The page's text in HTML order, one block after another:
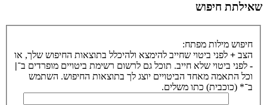
שאילתת חיפוש
חיפוש מילות מפתח:
הצב + לפני ביטוי שחייב להימצא ולהיכלל בתוצאות החיפוש שלך, או
- לפני ביטוי שלא חייב. תוכל גם לרשום רשימת ביטויים מופרדים ב־|
וכל התאמה מאחד הביטויים יוצג לך בתוצאות החיפוש. השתמש
ב־* (כוכבית) כתו משלים.